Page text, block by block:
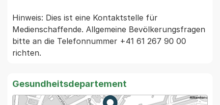
Hinweis: Dies ist eine Kontaktstelle für
Medienschaffende. Allgemeine Bevölkerungsfragen
bitte an die Telefonnummer +41 61 267 90 00
Gesundheitsdepartement